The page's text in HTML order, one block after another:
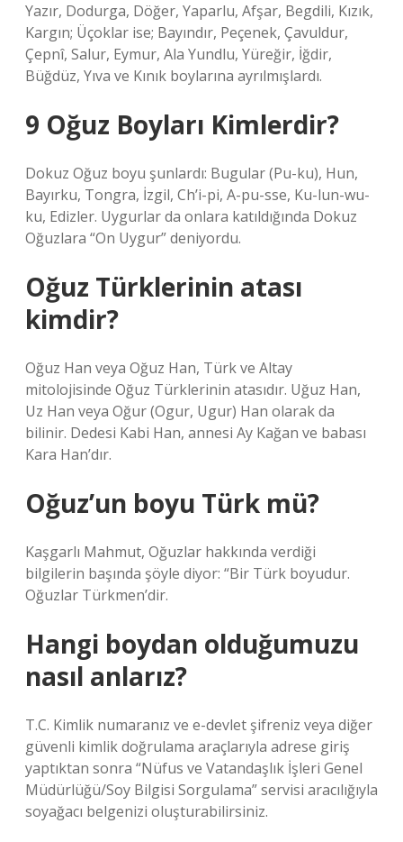
Yazır, Dodurga, Döğer, Yaparlu, Afşar, Begdili, Kızık,
Kargın; Üçoklar ise; Bayındır, Peçenek, Çavuldur,
Çepnî, Salur, Eymur, Ala Yundlu, Yüreğir, İğdir,
Büğdüz, Yıva ve Kınık boylarına ayrılmışlardı.
9 Oğuz Boyları Kimlerdir?
Dokuz Oğuz boyu şunlardı: Bugular (Pu-ku), Hun,
Bayırku, Tongra, İzgil, Ch’i-pi, A-pu-sse, Ku-lun-wu-
ku, Edizler. Uygurlar da onlara katıldığında Dokuz
Oğuzlara “On Uygur” deniyordu.
Oğuz Türklerinin atası
kimdir?
Oğuz Han veya Oğuz Han, Türk ve Altay
mitolojisinde Oğuz Türklerinin atasıdır. Uğuz Han,
Uz Han veya Oğur (Ogur, Ugur) Han olarak da
bilinir. Dedesi Kabi Han, annesi Ay Kağan ve babası
Kara Han’dır.
Oğuz’un boyu Türk mü?
Kaşgarlı Mahmut, Oğuzlar hakkında verdiği
bilgilerin başında şöyle diyor: “Bir Türk boyudur.
Oğuzlar Türkmen’dir.
Hangi boydan olduğumuzu
nasıl anlarız?
T.C. Kimlik numaranız ve e-devlet şifreniz veya diğer
güvenli kimlik doğrulama araçlarıyla adrese giriş
yaptıktan sonra “Nüfus ve Vatandaşlık İşleri Genel
Müdürlüğü/Soy Bilgisi Sorgulama” servisi aracılığıyla
soyağacı belgenizi oluşturabilirsiniz.